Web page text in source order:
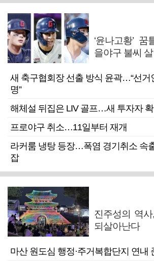
‘윤나고황’
을야구 불씨
새 축구협회장 선출 방식 윤곽…“선
명”
해체설 뒤집은 LIV 골프…새 투자자 확
프로야구 취소…11일부터 재개
라커룸 냉탕 등장…폭염 경기취소 속
잡
진주성의 역
되살아난다
마산 원도심 행정·주거복합단지 연내